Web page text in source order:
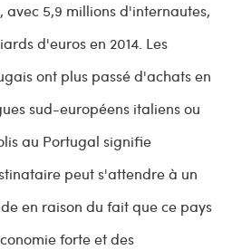
5,9 millions d'internautes,
d'euros en 2014. Les
ont plus passé d'achats en
sud-européens italiens ou
au Portugal signifie
peut s'attendre à un
en raison du fait que ce pays
forte et des